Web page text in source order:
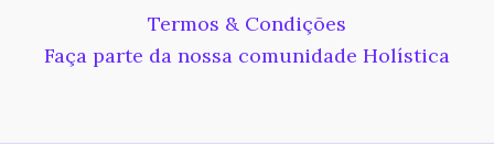
Termos & Condições
Faça parte da nossa comunidade Holística